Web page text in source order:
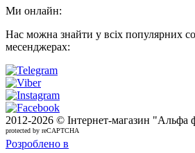
Ми онлайн:
Нас можна знайти у всіх популярних
месенджерах:
2012-2026 © Інтернет-магазин "Альфа
protected by reCAPTCHA
Розроблено в